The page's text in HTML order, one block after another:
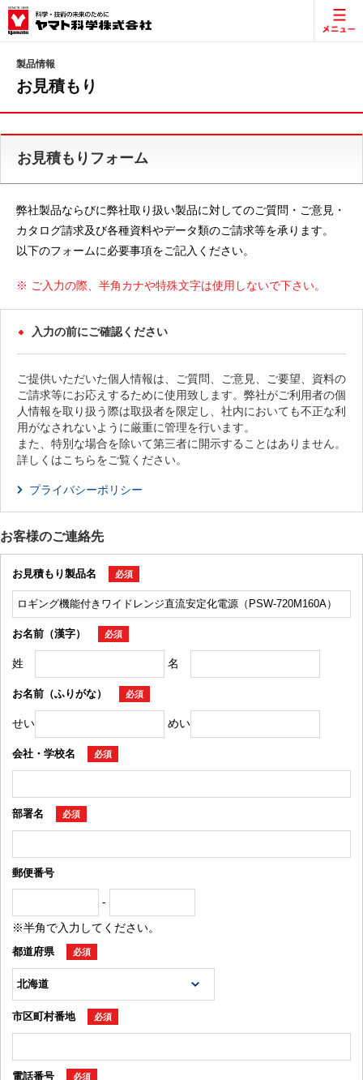
製品情報
お見積もり
お見積もりフォーム
弊社製品ならびに弊社取り扱い製品に対してのご質問・ご意見・
カタログ請求及び各種資料やデータ類のご請求等を承ります。
以下のフォームに必要事項をご記入ください。
※ ご入力の際、半角カナや特殊文字は使用しないで下さい。
入力の前にご確認ください
ご提供いただいた個人情報は、ご質問、ご意見、ご要望、資料の
ご請求等にお応えするために使用致します。弊社がご利用者の個
人情報を取り扱う際は取扱者を限定し、社内においても不正な利
用がなされないように厳重に管理を行います。
また、特別な場合を除いて第三者に開示することはありません。
詳しくはこちらをご覧ください。
プライバシーポリシー
お客様のご連絡先
お見積もり製品名 必須
お名前（漢字） 必須
姓 名
お名前（ふりがな） 必須
せい めい
会社・学校名 必須
部署名 必須
郵便番号
-
※半角で入力してください。
都道府県 必須
市区町村番地 必須
電話番号 必須